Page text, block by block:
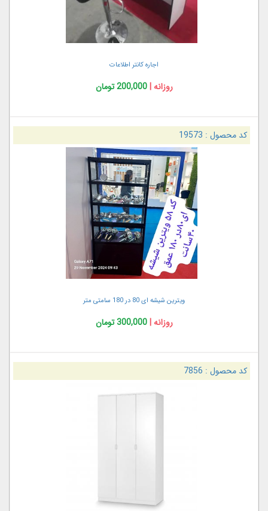
اجاره کانتر اطلاعات
روزانه |200,000 تومان
کد محصول : 19573
ویترین شیشه ای 80 در 180 سامتی متر
روزانه |300,000 تومان
کد محصول : 7856